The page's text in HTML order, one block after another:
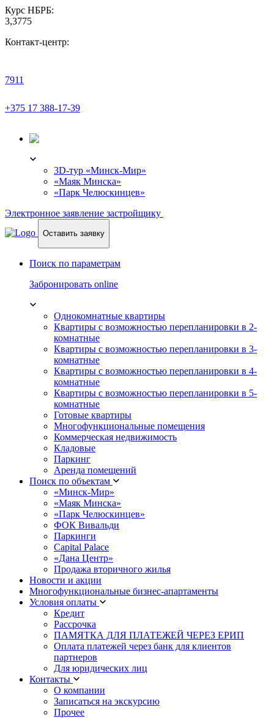
Курс НБРБ:
3,3775
Контакт-центр:
7911
+375 17 388-17-39
3D-тур «Минск-Мир»
«Маяк Минска»
«Парк Челюскинцев»
Электронное заявление застройщику
Оставить заявку
Поиск по параметрам
Забронировать online
Однокомнатные квартиры
Квартиры с возможностью перепланировки в 2-
комнатные
Квартиры с возможностью перепланировки в 3-
комнатные
Квартиры с возможностью перепланировки в 4-
комнатные
Квартиры с возможностью перепланировки в 5-
комнатные
Готовые квартиры
Многофункциональные помещения
Коммерческая недвижимость
Кладовые
Паркинг
Аренда помещений
Поиск по объектам
«Минск-Мир»
«Маяк Минска»
«Парк Челюскинцев»
ФОК Вивальди
Паркинги
Capital Palace
«Дана Центр»
Продажа вторичного жилья
Новости и акции
Многофункциональные бизнес-апартаменты
Условия оплаты
Кредит
Рассрочка
ПАМЯТКА ДЛЯ ПЛАТЕЖЕЙ ЧЕРЕЗ ЕРИП
Оплата платежей через банк для клиентов
партнеров
Для юридических лиц
Контакты
О компании
Записаться на экскурсию
Прочее